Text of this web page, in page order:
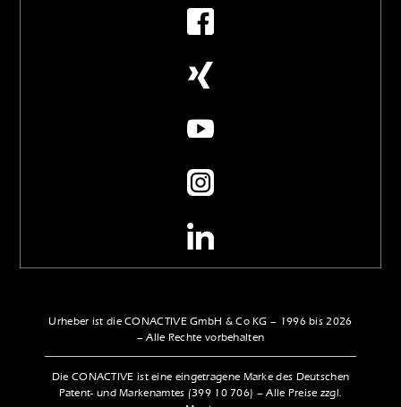
Urheber ist die CONACTIVE GmbH & Co KG – 1996 bis 2026
– Alle Rechte vorbehalten
Die CONACTIVE ist eine eingetragene Marke des Deutschen
Patent- und Markenamtes (399 10 706) – Alle Preise zzgl.